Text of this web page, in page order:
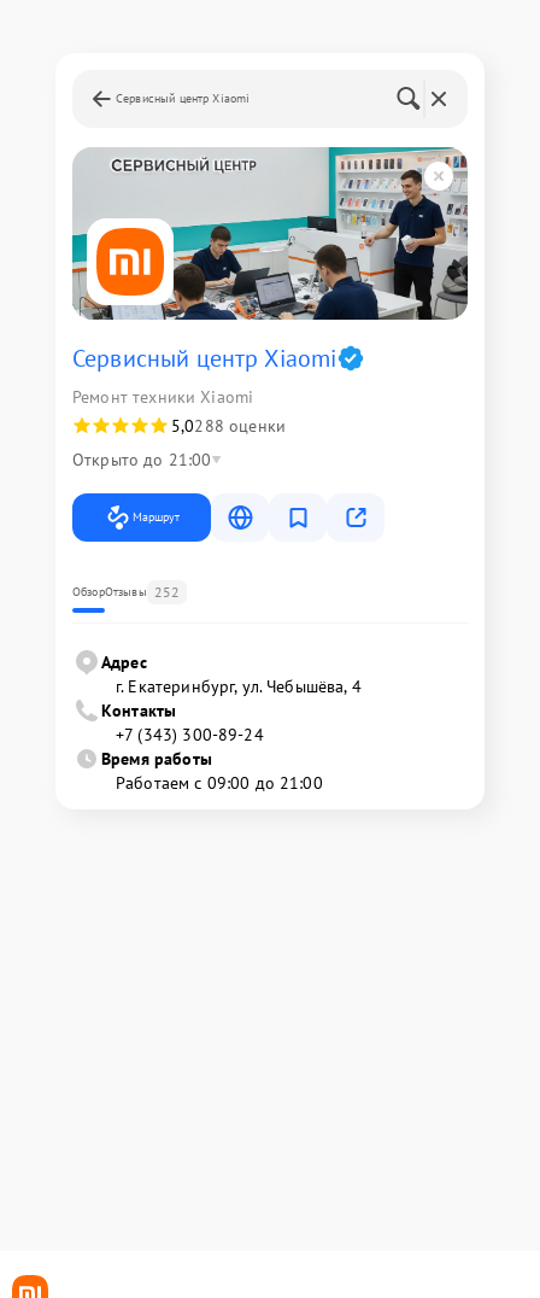
Сервисный центр Xiaomi
Сервисный центр Xiaomi
Ремонт техники Xiaomi
5,0288 оценки
Открыто до 21:00
Маршрут
ОбзорОтзывы 252
Адрес
г. Екатеринбург, ул. Чебышёва, 4
Контакты
+7 (343) 300-89-24
Время работы
Работаем с 09:00 до 21:00